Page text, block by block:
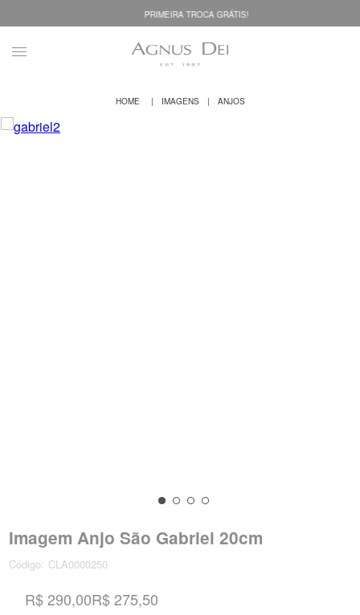
PRIMEIRA TROCA GRÁTIS!
IMAGENS ANJOS
Imagem Anjo São Gabriel 20cm
Código: CLA0000250
R$ 290,00R$ 275,50